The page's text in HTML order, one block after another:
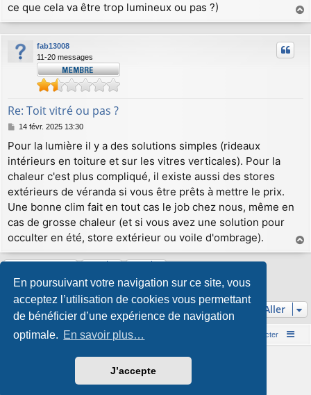
En poursuivant votre navigation sur ce site, vous
acceptez l’utilisation de cookies vous permettant
de bénéficier d’une expérience de navigation
optimale. En savoir plus…
J’accepte
ce que cela va être trop lumineux ou pas ?)
a
u
fab13008
11-20 messages
Re: Toit vitré ou pas ?
M
s
s
g
e
14 févr. 2025 13:30
Pour la lumière il y a des solutions simples (rideaux
intérieurs en toiture et sur les vitres verticales). Pour la
chaleur c'est plus compliqué, il existe aussi des stores
extérieurs de véranda si vous être prêts à mettre le prix.
Une bonne clim fait en tout cas le job chez nous, même en
cas de grosse chaleur (et si vous avez une solution pour
occulter en été, store extérieur ou voile d'ombrage).
a
6 messages • Page1sur1
Aller
Accueil du forum Nous contacter
Développé parphpBB® Forum Software © phpBB Limited
Style parArty
©